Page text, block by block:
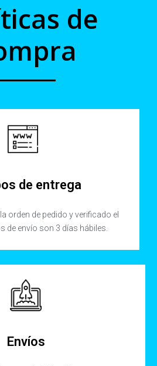
de
de entrega
orden de pedido y verificado el
de envío son 3 días hábiles.
Envíos